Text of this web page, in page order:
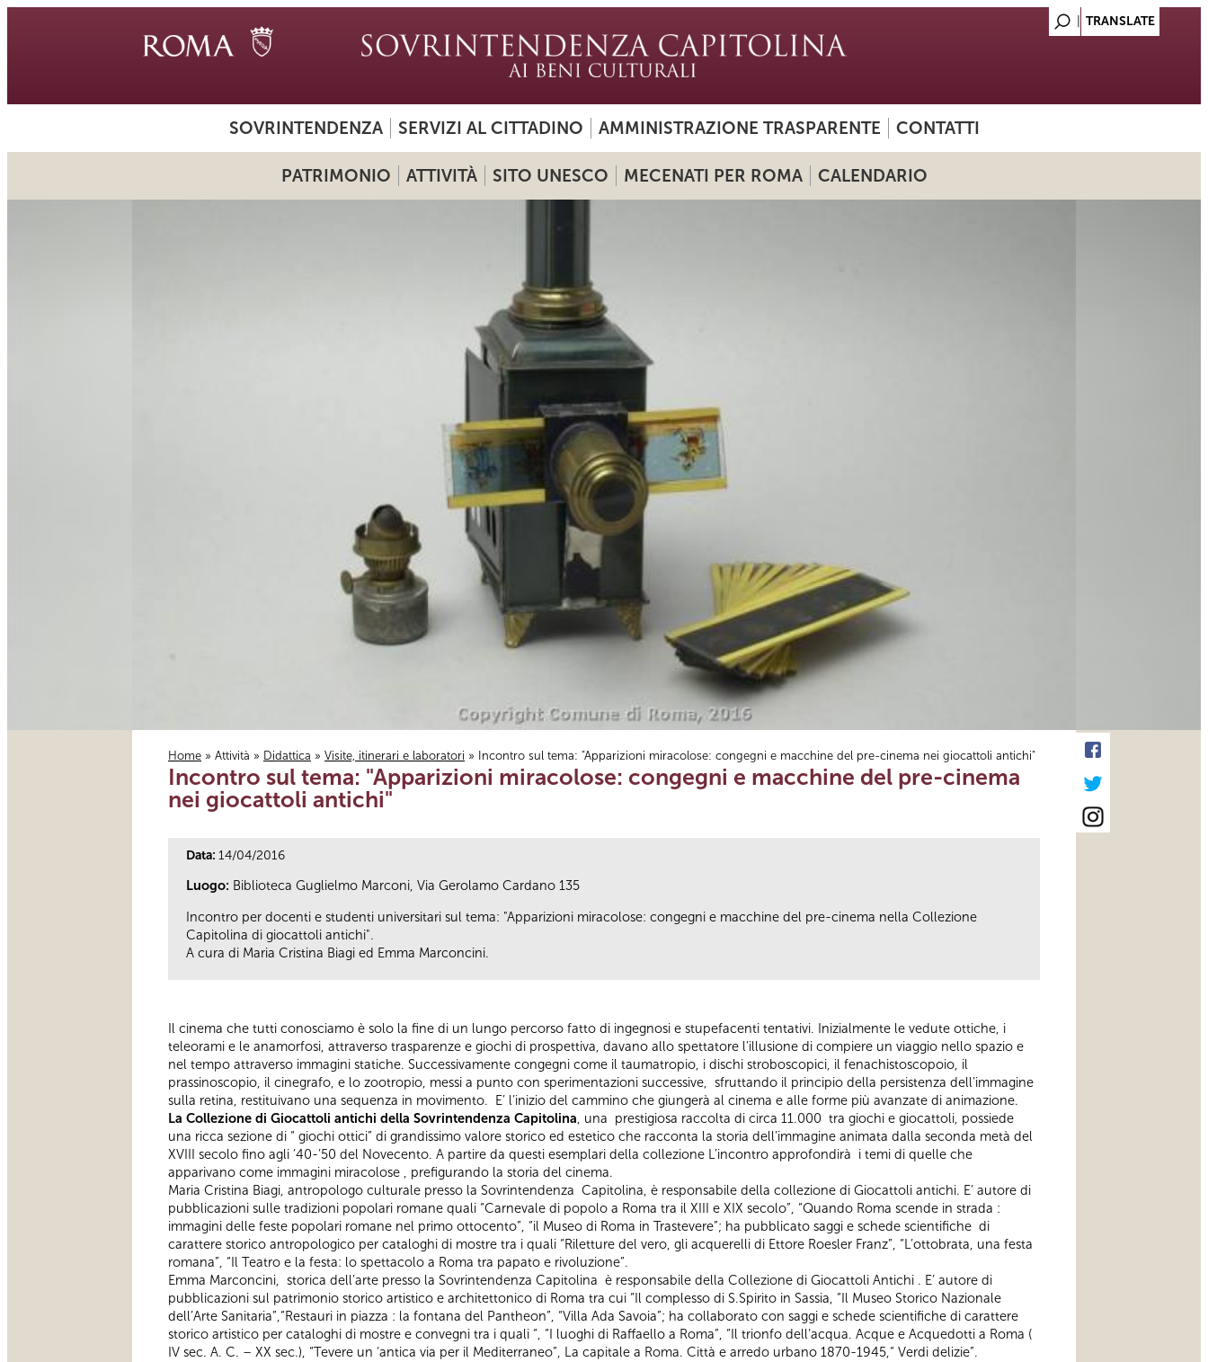
SOVRINTENDENZA SERVIZI AL CITTADINO AMMINISTRAZIONE TRASPARENTE CONTATTI
PATRIMONIO ATTIVITÀ SITO UNESCO MECENATI PER ROMA CALENDARIO
Tu sei qui
Home » Attività » Didattica » Visite, itinerari e laboratori » Incontro sul tema: "Apparizioni miracolose: congegni e macchine del pre-cinema nei giocattoli antichi"
Incontro sul tema: "Apparizioni miracolose: congegni e macchine del pre-cinema
nei giocattoli antichi"
Data: 14/04/2016
Luogo: Biblioteca Guglielmo Marconi, Via Gerolamo Cardano 135
Incontro per docenti e studenti universitari sul tema: "Apparizioni miracolose: congegni e macchine del pre-cinema nella Collezione
Capitolina di giocattoli antichi".
A cura di Maria Cristina Biagi ed Emma Marconcini.
Il cinema che tutti conosciamo è solo la fine di un lungo percorso fatto di ingegnosi e stupefacenti tentativi. Inizialmente le vedute ottiche, i
teleorami e le anamorfosi, attraverso trasparenze e giochi di prospettiva, davano allo spettatore l’illusione di compiere un viaggio nello spazio e
nel tempo attraverso immagini statiche. Successivamente congegni come il taumatropio, i dischi stroboscopici, il fenachistoscopoio, il
prassinoscopio, il cinegrafo, e lo zootropio, messi a punto con sperimentazioni successive, sfruttando il principio della persistenza dell’immagine
sulla retina, restituivano una sequenza in movimento. E’ l’inizio del cammino che giungerà al cinema e alle forme più avanzate di animazione.
La Collezione di Giocattoli antichi della Sovrintendenza Capitolina, una prestigiosa raccolta di circa 11.000 tra giochi e giocattoli, possiede
una ricca sezione di “ giochi ottici” di grandissimo valore storico ed estetico che racconta la storia dell’immagine animata dalla seconda metà del
XVIII secolo fino agli ’40-’50 del Novecento. A partire da questi esemplari della collezione L’incontro approfondirà i temi di quelle che
apparivano come immagini miracolose , prefigurando la storia del cinema.
Maria Cristina Biagi, antropologo culturale presso la Sovrintendenza Capitolina, è responsabile della collezione di Giocattoli antichi. E’ autore di
pubblicazioni sulle tradizioni popolari romane quali “Carnevale di popolo a Roma tra il XIII e XIX secolo”, “Quando Roma scende in strada :
immagini delle feste popolari romane nel primo ottocento”, “il Museo di Roma in Trastevere”; ha pubblicato saggi e schede scientifiche di
carattere storico antropologico per cataloghi di mostre tra i quali “Riletture del vero, gli acquerelli di Ettore Roesler Franz”, “L’ottobrata, una festa
romana”, “Il Teatro e la festa: lo spettacolo a Roma tra papato e rivoluzione”.
Emma Marconcini, storica dell’arte presso la Sovrintendenza Capitolina è responsabile della Collezione di Giocattoli Antichi . E’ autore di
pubblicazioni sul patrimonio storico artistico e architettonico di Roma tra cui “Il complesso di S.Spirito in Sassia, “Il Museo Storico Nazionale
dell’Arte Sanitaria”,“Restauri in piazza : la fontana del Pantheon”, “Villa Ada Savoia”; ha collaborato con saggi e schede scientifiche di carattere
storico artistico per cataloghi di mostre e convegni tra i quali “, “I luoghi di Raffaello a Roma”, “Il trionfo dell’acqua. Acque e Acquedotti a Roma (
IV sec. A. C. – XX sec.), “Tevere un ‘antica via per il Mediterraneo”, La capitale a Roma. Città e arredo urbano 1870-1945,“ Verdi delizie”.